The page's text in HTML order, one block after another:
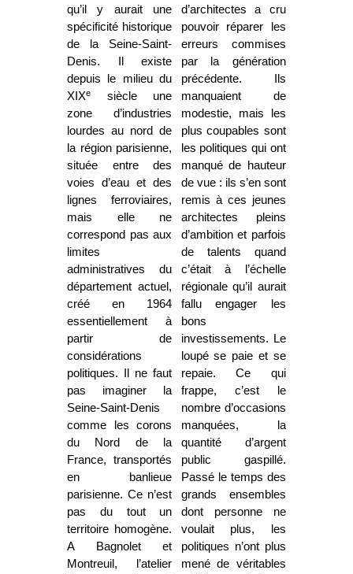
qu’il y aurait une
spécificité historique
de la Seine-Saint-
Denis. Il existe
depuis le milieu du
XIXe
siècle une
zone d’industries
lourdes au nord de
la région parisienne,
située entre des
voies d’eau et des
lignes ferroviaires,
mais elle ne
correspond pas aux
limites
administratives du
département actuel,
créé en 1964
essentiellement à
partir de
considérations
politiques. Il ne faut
pas imaginer la
Seine-Saint-Denis
comme les corons
du Nord de la
France, transportés
en banlieue
parisienne. Ce n’est
pas du tout un
territoire homogène.
A Bagnolet et
Montreuil, l’atelier
d’architectes a cru
pouvoir réparer les
erreurs commises
par la génération
précédente. Ils
manquaient de
modestie, mais les
plus coupables sont
les politiques qui ont
manqué de hauteur
de vue : ils s’en sont
remis à ces jeunes
architectes pleins
d’ambition et parfois
de talents quand
c’était à l’échelle
régionale qu’il aurait
fallu engager les
bons
investissements. Le
loupé se paie et se
repaie. Ce qui
frappe, c’est le
nombre d’occasions
manquées, la
quantité d’argent
public gaspillé.
Passé le temps des
grands ensembles
dont personne ne
voulait plus, les
politiques n’ont plus
mené de véritables